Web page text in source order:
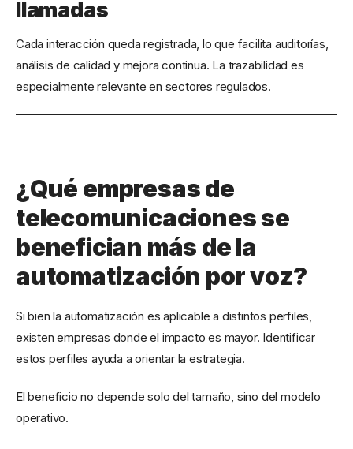
llamadas
Cada interacción queda registrada, lo que facilita auditorías,
análisis de calidad y mejora continua. La trazabilidad es
especialmente relevante en sectores regulados.
¿Qué empresas de
telecomunicaciones se
benefician más de la
automatización por voz?
Si bien la automatización es aplicable a distintos perfiles,
existen empresas donde el impacto es mayor. Identificar
estos perfiles ayuda a orientar la estrategia.
El beneficio no depende solo del tamaño, sino del modelo
operativo.